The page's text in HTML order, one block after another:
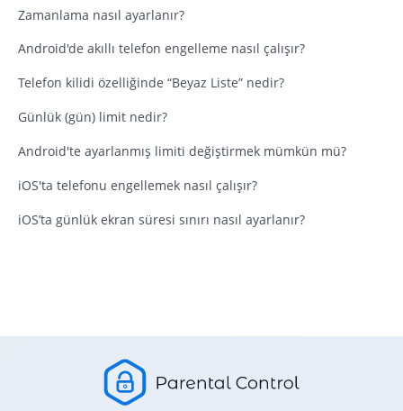
Zamanlama nasıl ayarlanır?
Android'de akıllı telefon engelleme nasıl çalışır?
Telefon kilidi özelliğinde “Beyaz Liste” nedir?
Günlük (gün) limit nedir?
Android'te ayarlanmış limiti değiştirmek mümkün mü?
iOS'ta telefonu engellemek nasıl çalışır?
iOS’ta günlük ekran süresi sınırı nasıl ayarlanır?